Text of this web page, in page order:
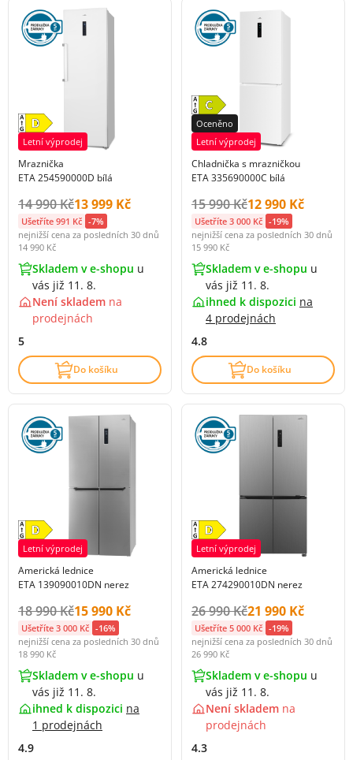
Letní výprodej
Mraznička
ETA 254590000D bílá
Původní cena s DPH:
14 990 KčCena s DPH:
13 999 Kč
Ušetříte 991 Kč -7%
nejnižší cena za posledních 30 dnů
14 990 Kč
Skladem v e-shopu u
vás již 11. 8.
Není skladem na
prodejnách
5
Do košíku
Oceněno
Letní výprodej
Chladnička s mrazničkou
ETA 335690000C bílá
Původní cena s DPH:
15 990 KčCena s DPH:
12 990 Kč
Ušetříte 3 000 Kč -19%
nejnižší cena za posledních 30 dnů
15 990 Kč
Skladem v e-shopu u
vás již 11. 8.
ihned k dispozici na
4 prodejnách
4.8
Do košíku
Letní výprodej
Americká lednice
ETA 139090010DN nerez
Původní cena s DPH:
18 990 KčCena s DPH:
15 990 Kč
Ušetříte 3 000 Kč -16%
nejnižší cena za posledních 30 dnů
18 990 Kč
Skladem v e-shopu u
vás již 11. 8.
ihned k dispozici na
1 prodejnách
4.9
Letní výprodej
Americká lednice
ETA 274290010DN nerez
Původní cena s DPH:
26 990 KčCena s DPH:
21 990 Kč
Ušetříte 5 000 Kč -19%
nejnižší cena za posledních 30 dnů
26 990 Kč
Skladem v e-shopu u
vás již 11. 8.
Není skladem na
prodejnách
4.3